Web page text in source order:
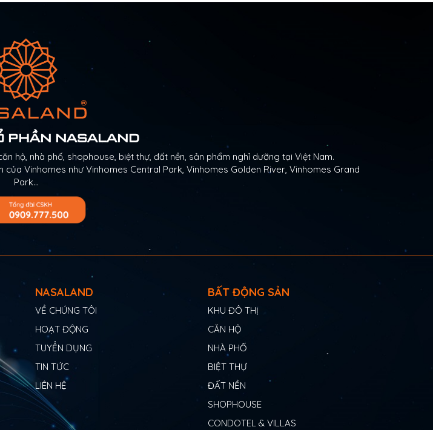
PHẦN NASALAND
hộ, nhà phố, shophouse, biệt thự, đất nền, sản phẩm nghỉ dưỡng tại Việt Nam.
Vinhomes như Vinhomes Central Park, Vinhomes Golden River, Vinhomes Grand
Park…
NASALAND
VỀ CHÚNG TÔI
HOẠT ĐỘNG
TUYỂN DỤNG
TIN TỨC
LIÊN HỆ
BẤT ĐỘNG SẢN
KHU ĐÔ THỊ
CĂN HỘ
NHÀ PHỐ
BIỆT THỰ
ĐẤT NỀN
SHOPHOUSE
CONDOTEL & VILLAS